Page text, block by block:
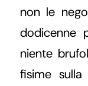
non le
dodicenne
niente
fisime sulla